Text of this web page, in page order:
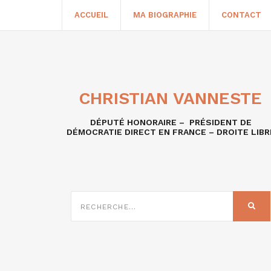
ACCUEIL MA BIOGRAPHIE CONTACT
CHRISTIAN VANNESTE
DÉPUTÉ HONORAIRE – PRÉSIDENT DE
DÉMOCRATIE DIRECT EN FRANCE – DROITE
SUR